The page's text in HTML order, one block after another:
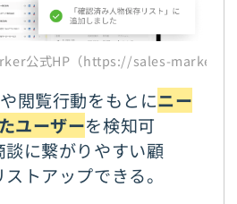
公式HP（https://sales-
閲覧行動をもとにニー
ユーザーを検知可
に繋がりやすい顧
トアップできる。